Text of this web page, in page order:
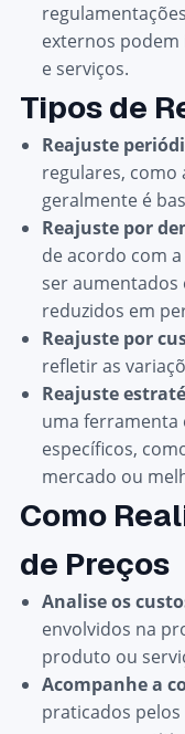
externos
e serviços.
Tipos de
Reajuste
regulares,
geralmente é
Reajuste por
de acordo com
ser aumentados
reduzidos em
Reajuste por
refletir as
Reajuste
uma ferramenta
específicos,
mercado ou
Como
de Preços
Analise os
envolvidos na
produto ou
Acompanhe a
praticados